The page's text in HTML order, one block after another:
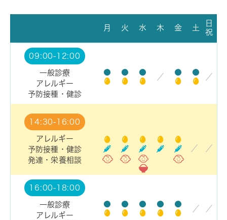
月 火 水 木 金 土
日
祝
09:00-12:00
一般診療
アレルギー
予防接種・健診
● ● ●
／
● ●
／
14:30-16:00
アレルギー
予防接種・健診
発達・栄養相談
／ ／
16:00-18:00
一般診療
アレルギー
● ● ● ● ●
／ ／